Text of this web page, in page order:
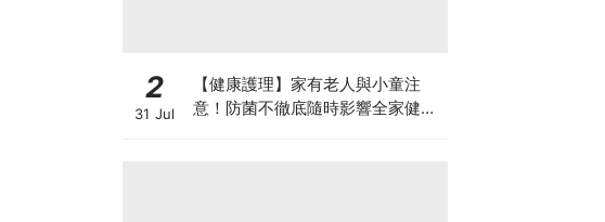
2
31 Jul
【健康護理】家有老人與小童注
意！防菌不徹底隨時影響全家健康